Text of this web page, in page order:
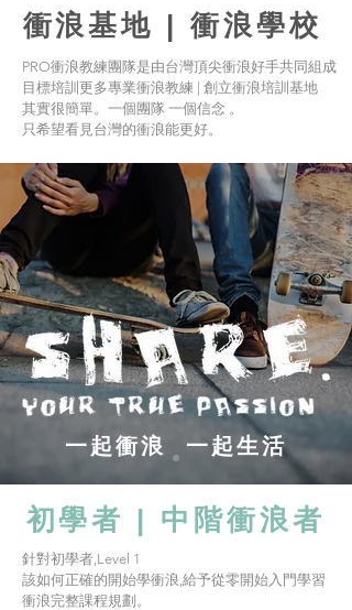
衝浪基地 | 衝浪學校
PRO衝浪教練團隊是由台灣頂尖衝浪好手共同組成
目標培訓更多專業衝浪教練 | 創立衝浪培訓基地
其實很簡單。一個團隊 一個信念 。
只希望看見台灣的衝浪能更好。
一起衝浪 一起生活
初學者 | 中階衝浪者
針對初學者,Level 1
該如何正確的開始學衝浪,給予從零開始入門學習
衝浪完整課程規劃。